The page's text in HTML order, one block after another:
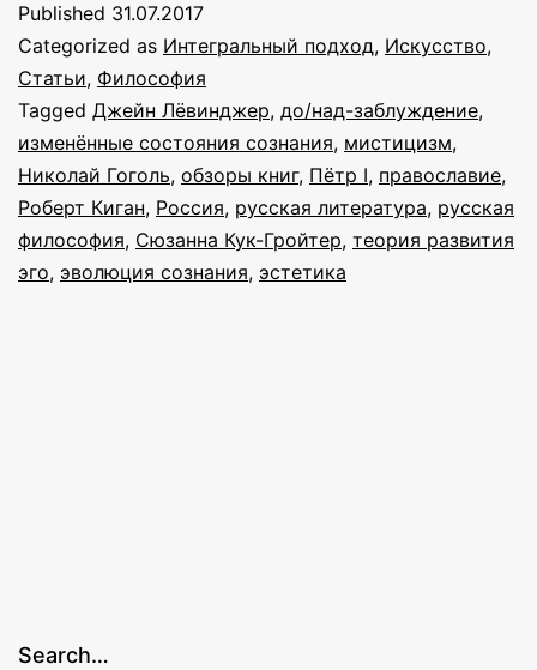
о
Published 31.07.2017
Categorized as Интегральный подход, Искусство,
Статьи, Философия
Tagged Джейн Лёвинджер, до/над-заблуждение,
изменённые состояния сознания, мистицизм,
Николай Гоголь, обзоры книг, Пётр I, православие,
Роберт Киган, Россия, русская литература, русская
философия, Сюзанна Кук-Гройтер, теория развития
эго, эволюция сознания, эстетика
Search…